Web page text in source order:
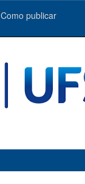
Como publicar